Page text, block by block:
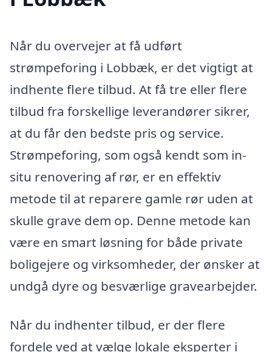
Når du overvejer at få udført
strømpeforing i Lobbæk, er det vigtigt at
indhente flere tilbud. At få tre eller flere
tilbud fra forskellige leverandører sikrer,
at du får den bedste pris og service.
Strømpeforing, som også kendt som in-
situ renovering af rør, er en effektiv
metode til at reparere gamle rør uden at
skulle grave dem op. Denne metode kan
være en smart løsning for både private
boligejere og virksomheder, der ønsker at
undgå dyre og besværlige gravearbejder.
Når du indhenter tilbud, er der flere
fordele ved at vælge lokale eksperter i